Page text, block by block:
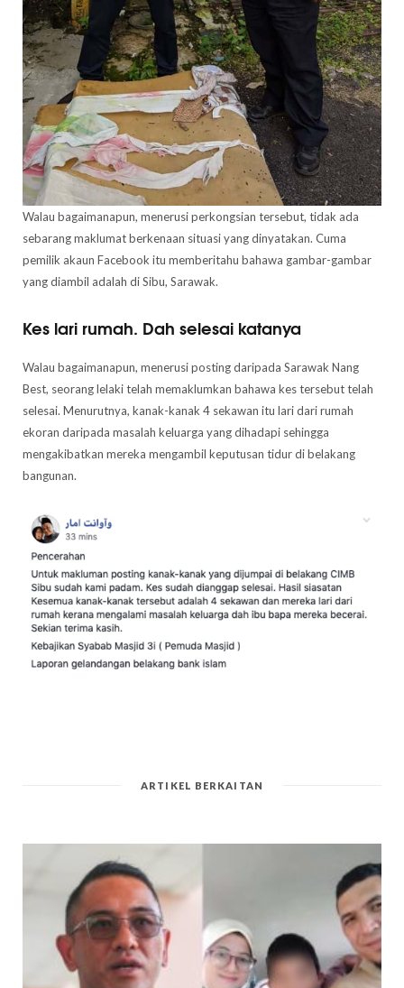
Walau bagaimanapun, menerusi perkongsian tersebut, tidak ada
sebarang maklumat berkenaan situasi yang dinyatakan. Cuma
pemilik akaun Facebook itu memberitahu bahawa gambar-gambar
yang diambil adalah di Sibu, Sarawak.
Kes lari rumah. Dah selesai katanya
Walau bagaimanapun, menerusi posting daripada Sarawak Nang
Best, seorang lelaki telah memaklumkan bahawa kes tersebut telah
selesai. Menurutnya, kanak-kanak 4 sekawan itu lari dari rumah
ekoran daripada masalah keluarga yang dihadapi sehingga
mengakibatkan mereka mengambil keputusan tidur di belakang
bangunan.
ARTIKEL BERKAITAN